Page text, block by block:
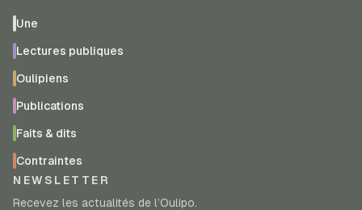
Une
Lectures publiques
Oulipiens
Publications
Faits & dits
Contraintes
NEWSLETTER
Recevez les actualités de l’Oulipo.